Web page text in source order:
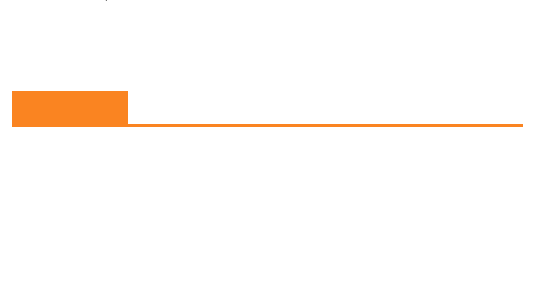
điểm của...
TIN TỨC